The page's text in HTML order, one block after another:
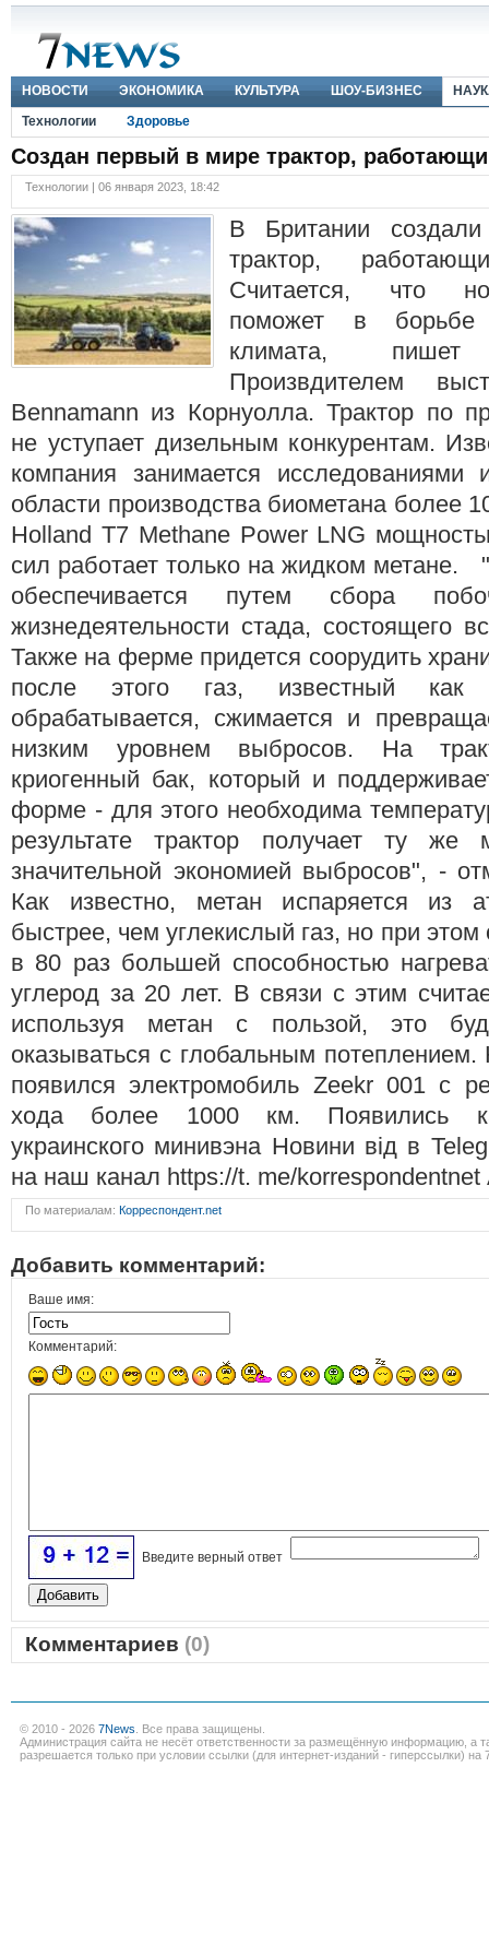
НОВОСТИ ЭКОНОМИКА КУЛЬТУРА ШОУ-БИЗНЕС
Технологии
Здоровье
Создан первый в мире трактор,
Технологии | 06 января 2023, 18:42
В Британии
трактор,
Считается, что
поможет в борьбе
климата,
Произвдителем
Bennamann из Корнуолла. Трактор по
не уступает дизельным конкурентам.
компания занимается исследованиями
области производства биометана более
Holland T7 Methane Power LNG
сил работает только на жидком метане.
обеспечивается путем сбора
жизнедеятельности стада, состоящего
Также на ферме придется соорудить
после этого газ, известный как
обрабатывается, сжимается и
низким уровнем выбросов. На
криогенный бак, который и
форме - для этого необходима
результате трактор получает ту
значительной экономией выбросов", -
Как известно, метан испаряется из
быстрее, чем углекислый газ, но при этом
в 80 раз большей способностью
углерод за 20 лет. В связи с этим
используя метан с пользой, это
оказываться с глобальным
появился электромобиль Zeekr 001 с
хода более 1000 км. Появились
украинского минивэна Новини від в
на наш канал https://t. me/korrespondentnet
По материалам: Корреспондент.net
Добавить комментарий:
Ваше имя:
Комментарий:
Введите верный ответ
Комментариев (0)
© 2010 - 2026 7News . Все права защищены.
Администрация сайта не несёт ответственности за размещённую информацию, а
разрешается только при условии ссылки (для интернет-изданий - гиперссылки) на